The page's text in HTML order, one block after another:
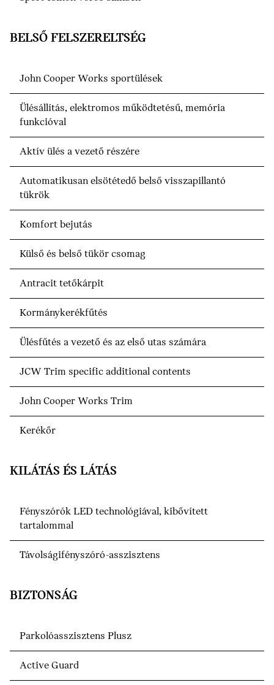
BELSŐ FELSZERELTSÉG
John Cooper Works sportülések
Ülésállítás, elektromos működtetésű, memória
funkcióval
Aktív ülés a vezető részére
Automatikusan elsötétedő belső visszapillantó
tükrök
Komfort bejutás
Külső és belső tükör csomag
Antracit tetőkárpit
Kormánykerékfűtés
Ülésfűtés a vezető és az első utas számára
JCW Trim specific additional contents
John Cooper Works Trim
Kerékőr
KILÁTÁS ÉS LÁTÁS
Fényszórók LED technológiával, kibővített
tartalommal
Távolságifényszóró-asszisztens
BIZTONSÁG
Parkolóasszisztens Plusz
Active Guard